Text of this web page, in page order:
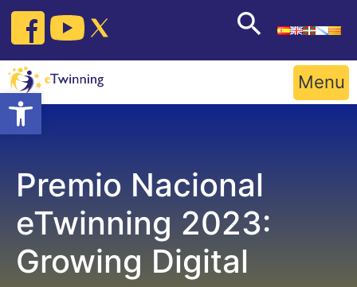
Open toolbar
Skip
content
Menu
Premio Nacional
eTwinning 2023:
Growing Digital